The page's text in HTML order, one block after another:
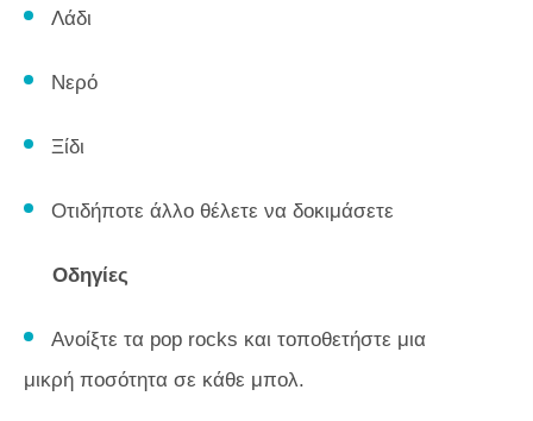
Λάδι
Νερό
Ξίδι
Οτιδήποτε άλλο θέλετε να δοκιμάσετε
Οδηγίες
Ανοίξτε τα pop rocks και τοποθετήστε μια
μικρή ποσότητα σε κάθε μπολ.